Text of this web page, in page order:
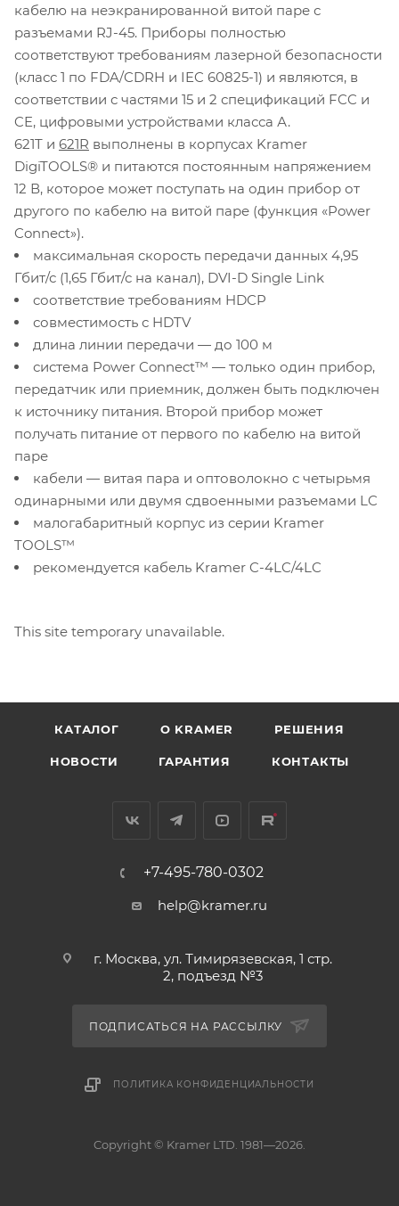
кабелю на неэкранированной витой паре с
разъемами RJ-45. Приборы полностью
соответствуют требованиям лазерной безопасности
(класс 1 по FDA/CDRH и IEC 60825-1) и являются, в
соответствии с частями 15 и 2 спецификаций FCC и
CE, цифровыми устройствами класса А.
621T и 621R выполнены в корпусах Kramer
DigiTOOLS® и питаются постоянным напряжением
12 В, которое может поступать на один прибор от
другого по кабелю на витой паре (функция «Power
Connect»).
максимальная скорость передачи данных 4,95
Гбит/с (1,65 Гбит/с на канал), DVI-D Single Link
cоответствие требованиям HDCP
совместимость с HDTV
длина линии передачи — до 100 м
система Power Connect™ — только один прибор,
передатчик или приемник, должен быть подключен
к источнику питания. Второй прибор может
получать питание от первого по кабелю на витой
паре
кабели — витая пара и оптоволокно с четырьмя
одинарными или двумя сдвоенными разъемами LC
малогабаритный корпус из серии Kramer
TOOLS™
рекомендуется кабель Kramer C-4LC/4LC
This site temporary unavailable.
КАТАЛОГ O KRAMER РЕШЕНИЯ
НОВОСТИ ГАРАНТИЯ КОНТАКТЫ
+7-495-780-0302
help@kramer.ru
г. Москва, ул. Тимирязевская, 1 стр.
2, подъезд №3
ПОДПИСАТЬСЯ НА РАССЫЛКУ
ПОЛИТИКА КОНФИДЕНЦИАЛЬНОСТИ
Copyright © Kramer LTD. 1981—2026.